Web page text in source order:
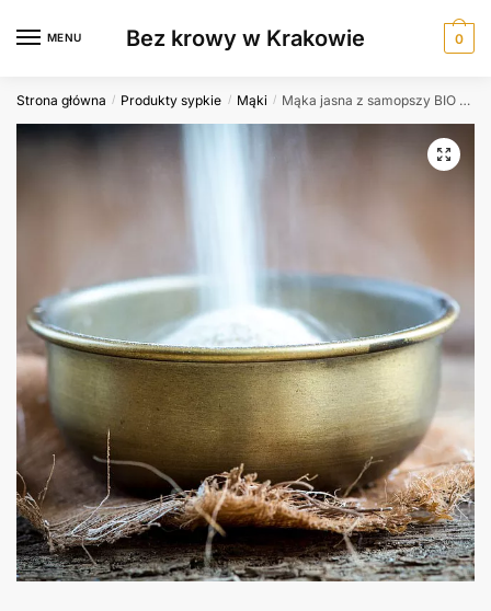
MENU Bez krowy w Krakowie 0
Strona główna / Produkty sypkie / Mąki / Mąka jasna z samopszy BIO (1kg)